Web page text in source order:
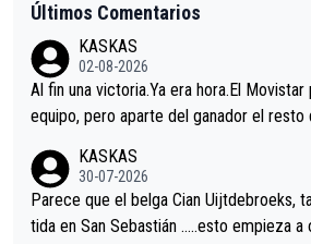
Últimos Comentarios
KASKAS
02-08-2026
Al fin una victoria.Ya era hora.El
equipo, pero aparte del ganador el resto
s.La única buena noticia es la mejoría de
astian.Si en la Vuelta a Burgos sigue la
er alguna sorpresa en la Vuelta.Ojalá.
KASKAS
30-07-2026
Parece que el belga Cian Uijtdebroeks,
tida en San Sebastián …..esto empieza a